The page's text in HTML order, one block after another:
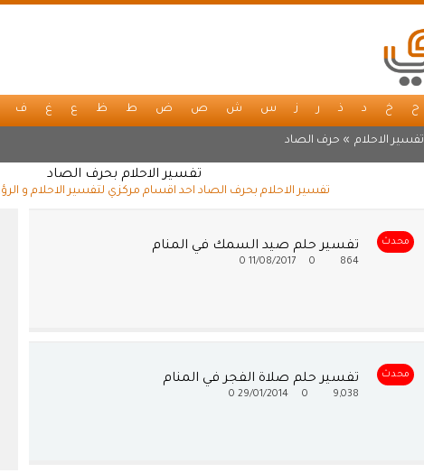
ح خ د ذ ر ز س ش ص ض ط ظ ع غ ف
تفسير الاحلام » حرف الصاد
تفسير الاحلام بحرف الصاد
تفسير الاحلام بحرف الصاد احد اقسام مركزي لتفسير الاحلام و
محدث تفسير حلم صيد السمك في المنام
864
11/08/2017
0
محدث تفسير حلم صلاة الفجر في المنام
9,038
29/01/2014
0